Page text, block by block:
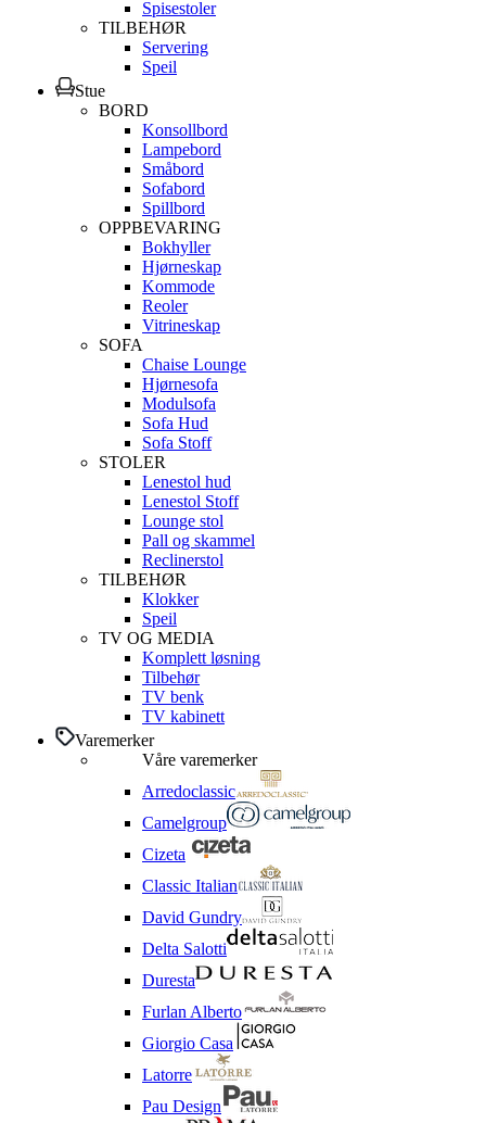
Spisestoler
TILBEHØR
Servering
Speil
Stue
BORD
Konsollbord
Lampebord
Småbord
Sofabord
Spillbord
OPPBEVARING
Bokhyller
Hjørneskap
Kommode
Reoler
Vitrineskap
SOFA
Chaise Lounge
Hjørnesofa
Modulsofa
Sofa Hud
Sofa Stoff
STOLER
Lenestol hud
Lenestol Stoff
Lounge stol
Pall og skammel
Reclinerstol
TILBEHØR
Klokker
Speil
TV OG MEDIA
Komplett løsning
Tilbehør
TV benk
TV kabinett
Varemerker
Våre varemerker
Arredoclassic
Camelgroup
Cizeta
Classic Italian
David Gundry
Delta Salotti
Duresta
Furlan Alberto
Giorgio Casa
Latorre
Pau Design